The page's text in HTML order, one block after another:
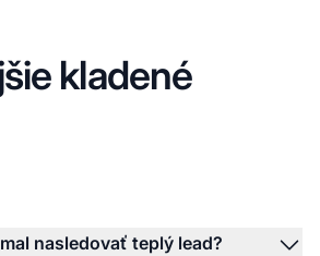
kladené
nasledovať teplý lead?